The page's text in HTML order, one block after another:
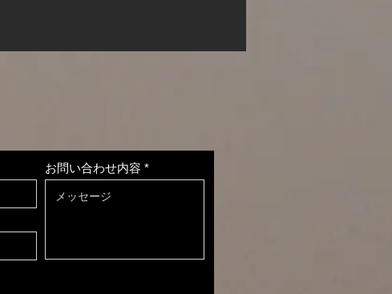
OTOTEN2024無事に終了
お問い合わせ内容